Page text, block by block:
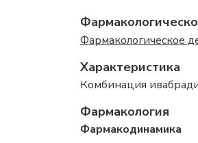
Фармакологическое
Характеристика
Комбинация
Фармакология
Фармакодинамика